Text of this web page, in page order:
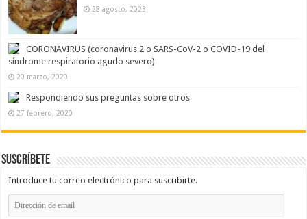
28 agosto, 2023
CORONAVIRUS (coronavirus 2 o SARS-CoV-2 o COVID-19 del
síndrome respiratorio agudo severo)
20 marzo, 2020
Respondiendo sus preguntas sobre otros
27 febrero, 2020
Suscríbete
Introduce tu correo electrónico para suscribirte.
Dirección
de